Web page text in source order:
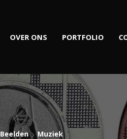
OVER ONS PORTFOLIO
Beelden Muziek